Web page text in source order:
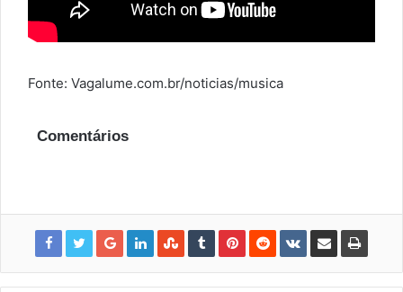
Fonte: Vagalume.com.br/noticias/musica
Comentários